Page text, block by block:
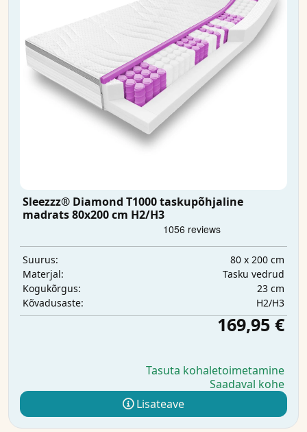
Sleezzz® Diamond T1000 taskupõhjaline
madrats 80x200 cm H2/H3
Suurus:
80 x 200 cm
Materjal:
Tasku vedrud
Kogukõrgus:
23 cm
Kõvadusaste:
H2/H3
169,95 €
Tasuta kohaletoimetamine
Saadaval kohe
Lisateave